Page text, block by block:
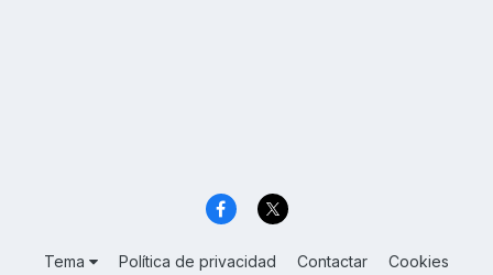
Tema Política de privacidad Contactar Cookies